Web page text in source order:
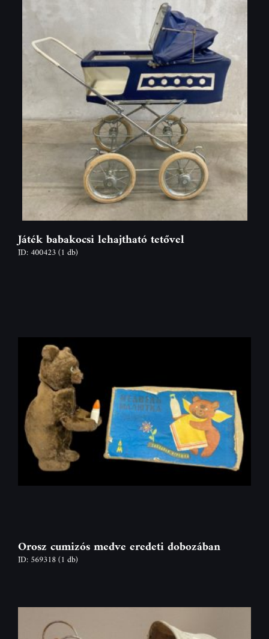
Játék babakocsi lehajtható tetővel
ID: 400423(1 db)
Orosz cumizós medve eredeti dobozában
ID: 569318(1 db)